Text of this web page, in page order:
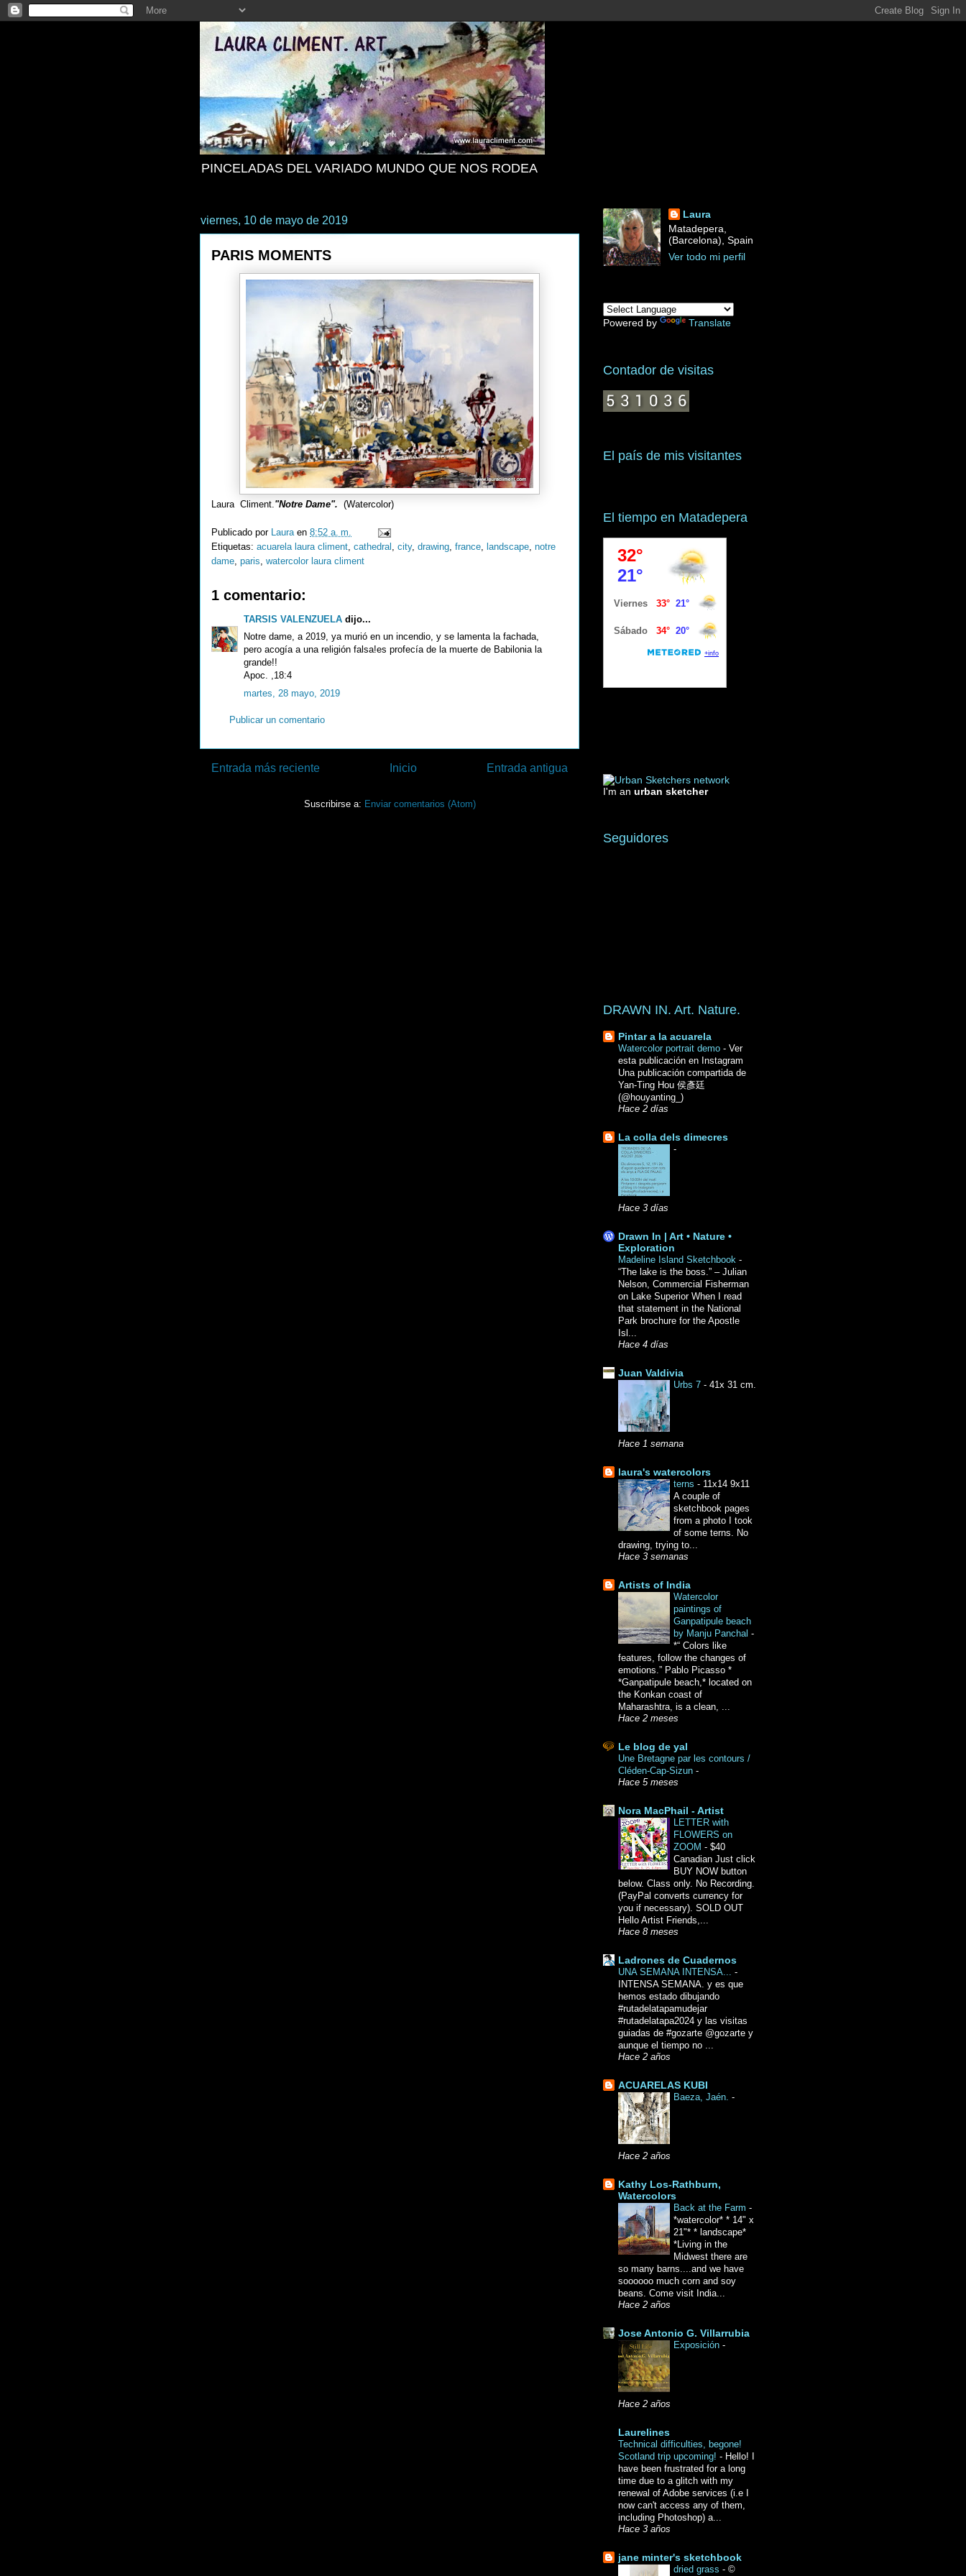
PINCELADAS DEL VARIADO MUNDO QUE NOS RODEA
viernes, 10 de mayo de 2019
PARIS MOMENTS
Laura Climent."Notre Dame". (Watercolor)
Publicado por Laura en 8:52 a. m.
Etiquetas: acuarela laura climent cathedral city, drawing france landscape notre
dame paris watercolor laura climent
1 comentario:
TARSIS VALENZUELA dijo...
Notre dame, a 2019, ya murió en un incendio, y se lamenta la fachada,
pero acogía a una religión falsa!es profecía de la muerte de Babilonia la
grande!!
Apoc. ,18:4
martes, 28 mayo, 2019
Publicar un comentario
Entrada más reciente Entrada antigua
Inicio
Suscribirse a: Enviar comentarios (Atom)
Laura
Matadepera,
(Barcelona), Spain
Ver todo mi perfil
Powered by Translate
Contador de visitas
El país de mis visitantes
El tiempo en Matadepera
I'm an urban sketcher
Seguidores
DRAWN IN. Art. Nature.
Pintar a la acuarela
Watercolor portrait demo - Ver
esta publicación en Instagram
Una publicación compartida de
Yan-Ting Hou 侯彥廷
(@houyanting_)
Hace 2 días
La colla dels dimecres
-
Hace 3 días
Drawn In | Art • Nature •
Exploration
Madeline Island Sketchbook -
“The lake is the boss.” – Julian
Nelson, Commercial Fisherman
on Lake Superior When I read
that statement in the National
Park brochure for the Apostle
Isl...
Hace 4 días
Juan Valdivia
Urbs 7 - 41x 31 cm.
Hace 1 semana
laura's watercolors
terns - 11x14 9x11
A couple of
sketchbook pages
from a photo I took
of some terns. No
drawing, trying to...
Hace 3 semanas
Artists of India
Watercolor
paintings of
Ganpatipule beach
by Manju Panchal -
*“ Colors like
features, follow the changes of
emotions.” Pablo Picasso *
*Ganpatipule beach,* located on
the Konkan coast of
Maharashtra, is a clean, ...
Hace 2 meses
Le blog de yal
Une Bretagne par les contours /
Cléden-Cap-Sizun -
Hace 5 meses
Nora MacPhail - Artist
LETTER with
FLOWERS on
ZOOM - $40
Canadian Just click
BUY NOW button
below. Class only. No Recording.
(PayPal converts currency for
you if necessary). SOLD OUT
Hello Artist Friends,...
Hace 8 meses
Ladrones de Cuadernos
UNA SEMANA INTENSA... -
INTENSA SEMANA. y es que
hemos estado dibujando
#rutadelatapamudejar
#rutadelatapa2024 y las visitas
guiadas de #gozarte @gozarte y
aunque el tiempo no ...
Hace 2 años
ACUARELAS KUBI
Baeza, Jaén. -
Hace 2 años
Kathy Los-Rathburn,
Watercolors
Back at the Farm -
*watercolor* * 14" x
21"* * landscape*
*Living in the
Midwest there are
so many barns....and we have
soooooo much corn and soy
beans. Come visit India...
Hace 2 años
Jose Antonio G. Villarrubia
Exposición -
Hace 2 años
Laurelines
Technical difficulties, begone!
Scotland trip upcoming! - Hello! I
have been frustrated for a long
time due to a glitch with my
renewal of Adobe services (i.e I
now can't access any of them,
including Photoshop) a...
Hace 3 años
jane minter's sketchbook
dried grass - ©